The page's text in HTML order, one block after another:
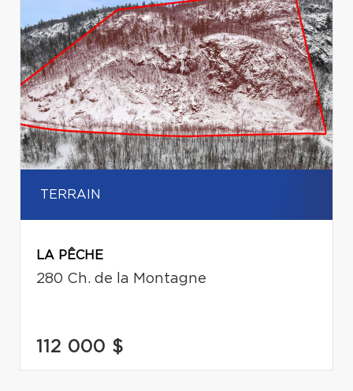
TERRAIN
LA PÊCHE
280 Ch. de la Montagne
112 000 $